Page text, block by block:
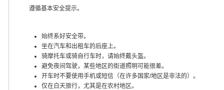
遵循基本安全提示。
始终系好安全带。
坐在汽车和出租车的后座上。
骑摩托车或骑自行车时，请始终戴头盔。
避免夜间驾驶，某些地区的街道照明可能很差。
开车时不要使用手机或短信（在许多国家/地区是非法的）。
仅在白天旅行，尤其是在农村地区。